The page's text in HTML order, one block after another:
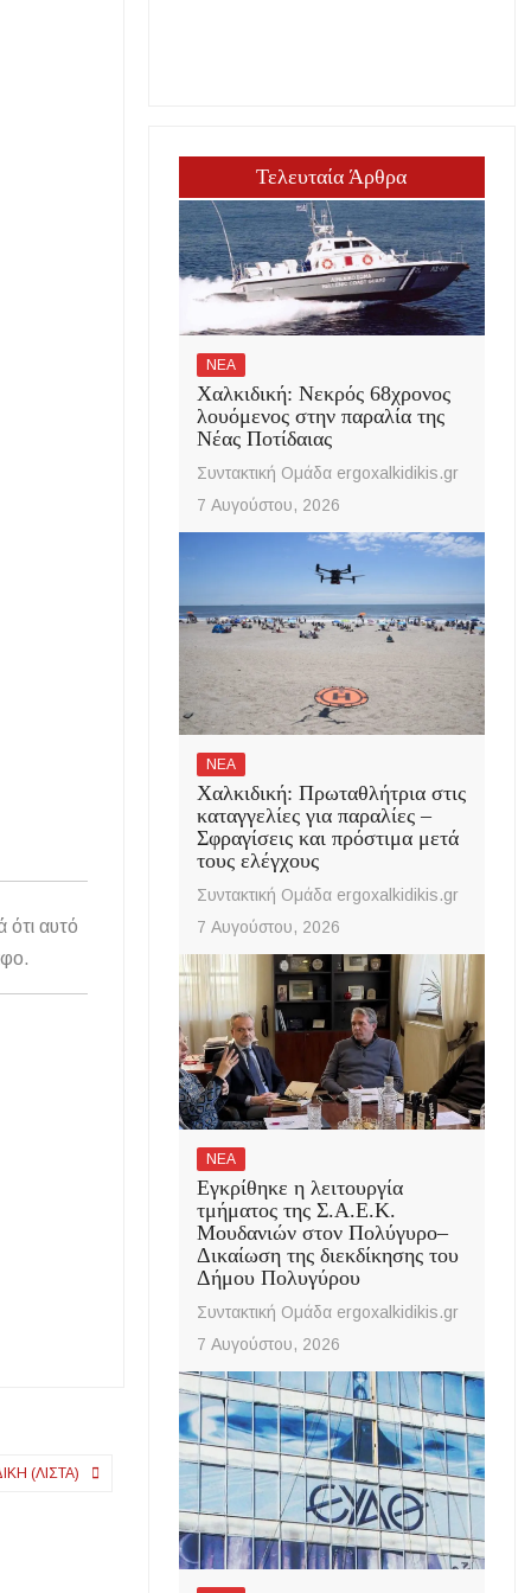
αυτό
(ΛΊΣΤΑ)
Τελευταία Άρθρα
ΝΕΑ
Χαλκιδική: Νεκρός 68χρονος
λουόμενος στην παραλία της
Νέας Ποτίδαιας
Συντακτική Ομάδα ergoxalkidikis.gr
7 Αυγούστου, 2026
ΝΕΑ
Χαλκιδική: Πρωταθλήτρια στις
καταγγελίες για παραλίες –
Σφραγίσεις και πρόστιμα μετά
τους ελέγχους
Συντακτική Ομάδα ergoxalkidikis.gr
7 Αυγούστου, 2026
ΝΕΑ
Εγκρίθηκε η λειτουργία
τμήματος της Σ.Α.Ε.Κ.
Μουδανιών στον Πολύγυρο–
Δικαίωση της διεκδίκησης του
Δήμου Πολυγύρου
Συντακτική Ομάδα ergoxalkidikis.gr
7 Αυγούστου, 2026